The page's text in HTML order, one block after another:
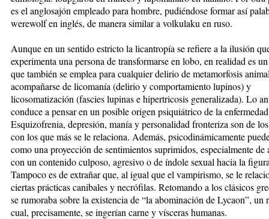
es el anglosajón empleado para hombre, pudiéndose formar así
werewolf en inglés, de manera similar a volkulaku en ruso.
Aunque en un sentido estricto la licantropía se refiere a la ilusión
experimenta una persona de transformarse en lobo, en realidad es
que también se emplea para cualquier delirio de metamorfosis
acompañarse de licomanía (delirio y comportamiento lupinos) y
licosomatización (fascies lupinas e hipertricosis generalizada). Lo
conduce a pensar en un posible origen psiquiátrico de la
Esquizofrenia, depresión, manía y personalidad fronteriza son de
con los que más se le relaciona. Además, psicodinámicamente
como una proyección de sentimientos suprimidos, especialmente de
con un contenido culposo, agresivo o de índole sexual hacia la
Tampoco es de extrañar que, al igual que el vampirismo, se le
ciertas prácticas canibales y necrófilas. Retomando a los clásicos
se rumoraba sobre la existencia de “la abominación de Lycaon”, un
cual, precisamente, se ingerían carne y vísceras humanas.